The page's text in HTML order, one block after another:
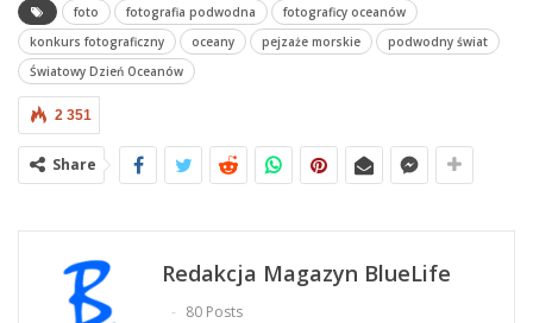
foto fotografia podwodna
fotograficy oceanów
konkurs fotograficzny
oceany pejzaże morskie
podwodny świat
Światowy Dzień Oceanów
2 351
Share
Redakcja Magazyn BlueLife
80 Posts